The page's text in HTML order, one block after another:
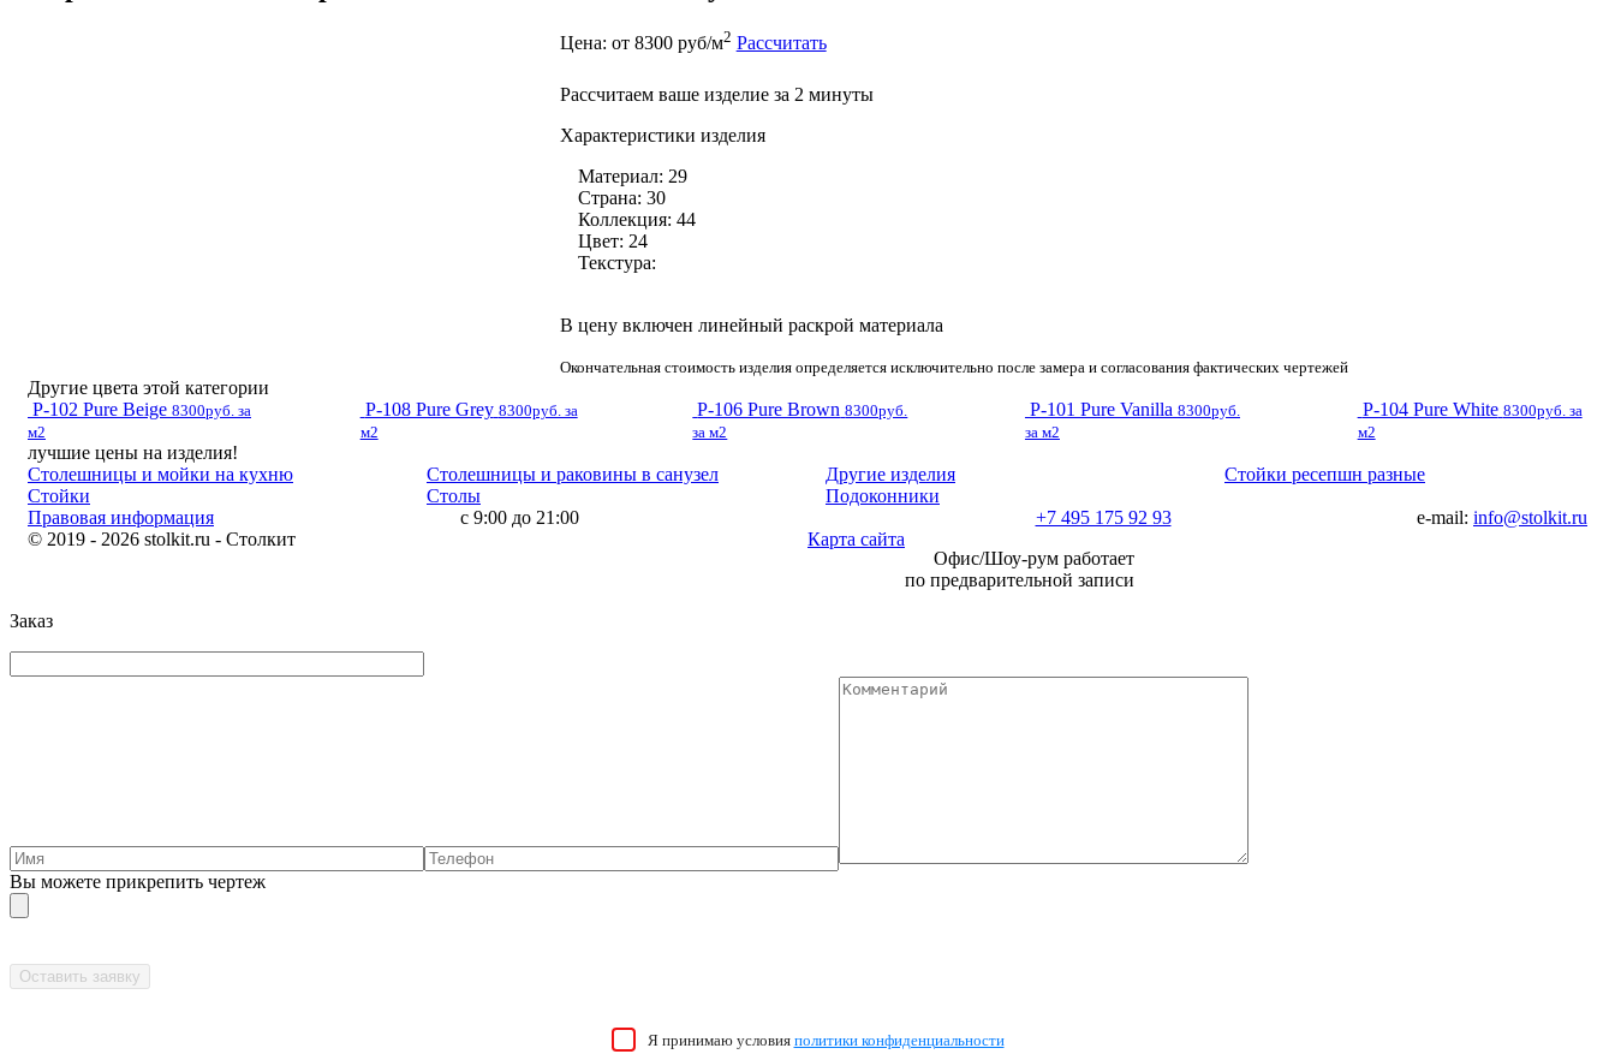
Цена: от 8300 руб/м2 Рассчитать
Рассчитаем ваше изделие за 2 минуты
Характеристики изделия
Материал: 29
Страна: 30
Коллекция: 44
Цвет: 24
Текстура:
В цену включен линейный раскрой материала
Окончательная стоимость изделия определяется исключительно после замера и согласования фактических чертежей
Другие цвета этой категории
P-102 Pure Beige 8300руб. за
м2
P-108 Pure Grey 8300руб. за
м2
P-106 Pure Brown 8300руб.
за м2
P-101 Pure Vanilla 8300руб.
за м2
P-104 Pure White 8300руб. за
м2
лучшие цены на изделия!
Столешницы и мойки на кухню
Столешницы и раковины в санузел Другие изделия
Стойки ресепшн разные
Стойки
Столы
Подоконники
Правовая информация
с 9:00 до 21:00 +7 495 175 92 93 e-mail: info@stolkit.ru
© 2019 - 2026 stolkit.ru - Столкит
Карта сайта
Офис/Шоу-рум работает
по предварительной записи
Заказ
Вы можете прикрепить чертеж
Я принимаю условия политики конфиденциальности